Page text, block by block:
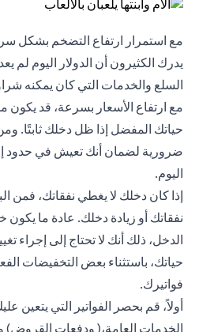
مع استمرار ارتفاع التضخم بشكل
يدرك الكثيرون أن الدولار اليوم لم
السلع والخدمات التي كان يمكنه
مع ارتفاع الأسعار بسرعة، قد
حياتك المفضل إذا ظل دخلك ثابتًا.
ضرورية لضمان أنك تعيش في حدود
اليوم.
إذا كان دخلك لا يغطي نفقاتك، فمن
نفقاتك أو زيادة دخلك. عادة ما
الدخل، ذلك أنك لا تحتاج إلى إجراء
حياتك، باستثناء بعض التخفيضات
فواتيرك.
أولاً، قم بحصر الفواتير التي يتعين
الخدمات العامة،( ودفعات القروض)